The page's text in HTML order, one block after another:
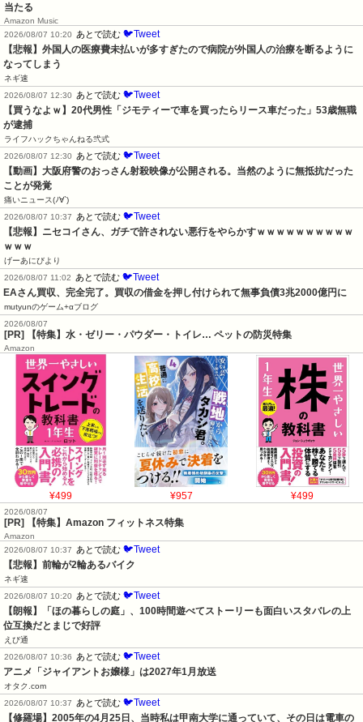
当たる
Amazon Music
2026/08/07 10:20
あとで読む 🐦Tweet
【悲報】外国人の医療費未払いが多すぎたので病院が外国人の治療を断るように
なってしまう
ネギ速
2026/08/07 12:30
あとで読む 🐦Tweet
【買うなよｗ】20代男性「ジモティーで車を買ったらリース車だった」53歳無職
が逮捕
ライフハックちゃんねる弐式
2026/08/07 12:30
あとで読む 🐦Tweet
【動画】大阪府警のおっさん射殺映像が公開される。当然のように無抵抗だった
ことが発覚
痛いニュース(ﾉ∀`)
2026/08/07 10:37
あとで読む 🐦Tweet
【悲報】ニセコイさん、ガチで許されない悪行をやらかすｗｗｗｗｗｗｗｗｗｗ
ｗｗｗ
げーあにびより
2026/08/07 11:02
あとで読む 🐦Tweet
EAさん買収、完全完了。買収の借金を押し付けられて無事負債3兆2000億円に
mutyunのゲーム+αブログ
2026/08/07
[PR] 【特集】水・ゼリー・パウダー・トイレ… ペットの防災特集
Amazon
¥499 ¥957 ¥499
2026/08/07
[PR] 【特集】Amazon フィットネス特集
Amazon
2026/08/07 10:37
あとで読む 🐦Tweet
【悲報】前輪が2輪あるバイク
ネギ速
2026/08/07 10:20
あとで読む 🐦Tweet
【朗報】「ほの暮らしの庭」、100時間遊べてストーリーも面白いスタバレの上
位互換だとまじで好評
えび通
2026/08/07 10:36
あとで読む 🐦Tweet
アニメ「ジャイアントお嬢様」は2027年1月放送
オタク.com
2026/08/07 10:37
あとで読む 🐦Tweet
【修羅場】2005年の4月25日、当時私は甲南大学に通っていて、その日は電車の